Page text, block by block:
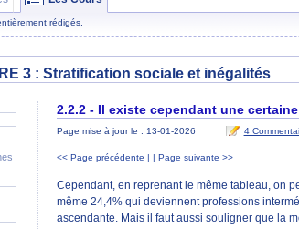
rédigés.
3 : Stratification sociale et inégalités
2.2.2 - Il existe cependant une
Page mise à jour le : 13-01-2026 4
<< Page précédente | | Page suivante >>
Cependant, en reprenant le même tableau, on
même 24,4% qui deviennent professions
ascendante. Mais il faut aussi souligner que la